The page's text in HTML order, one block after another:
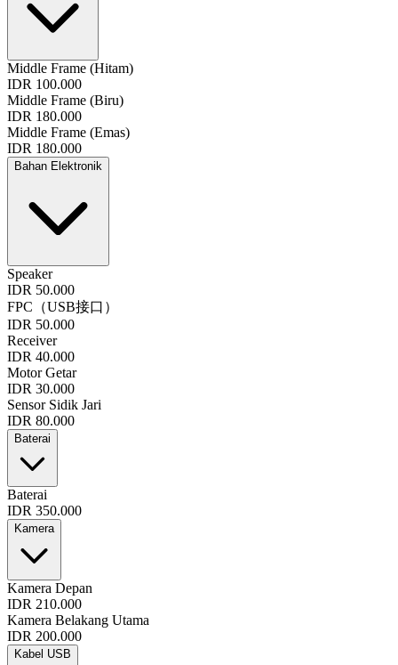
Middle Frame (Hitam)
IDR 100.000
Middle Frame (Biru)
IDR 180.000
Middle Frame (Emas)
IDR 180.000
Bahan Elektronik
Speaker
IDR 50.000
FPC（USB接口）
IDR 50.000
Receiver
IDR 40.000
Motor Getar
IDR 30.000
Sensor Sidik Jari
IDR 80.000
Baterai
Baterai
IDR 350.000
Kamera
Kamera Depan
IDR 210.000
Kamera Belakang Utama
IDR 200.000
Kabel USB